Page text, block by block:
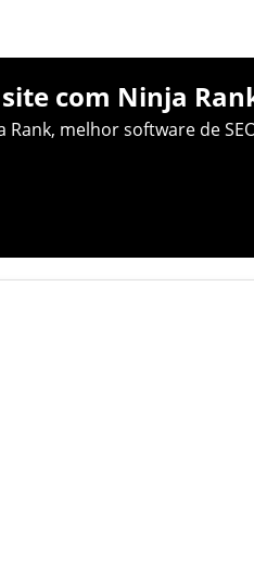
com Ninja
melhor software de